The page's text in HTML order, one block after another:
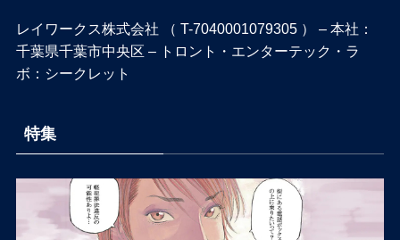
レイワークス株式会社 （ T-7040001079305 ） – 本社：
千葉県千葉市中央区 – トロント・エンターテック・ラ
ボ：シークレット
特集